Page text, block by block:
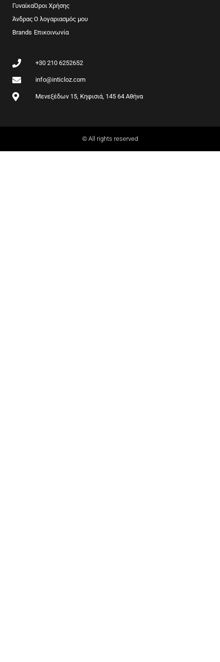
b
o
o
k
a
r
a
Γυναίκα
Άνδρας
Brands
Όροι Χρήσης
Ο λογαριασμός μου
Επικοινωνία
+30 210 6252652
info@inticloz.com
Μενεξέδων 15, Κηφισιά, 145 64 Αθήνα
© All rights reserved